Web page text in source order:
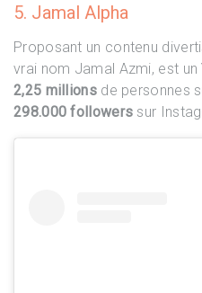
5. Jamal Alpha
Proposant un contenu
vrai nom Jamal Azmi, est un
2,25 millionsde personnes
298.000 followers sur